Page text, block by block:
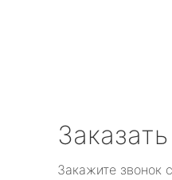
Закажите звонок